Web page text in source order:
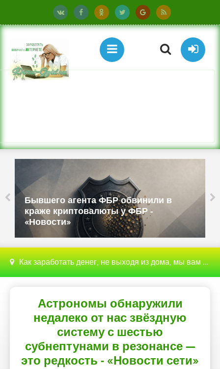
Бюджетные ТВ-приставки имитируют
смартфоны и работают как прокси -
«Новости»
Как заработать денег, не выходя из дома, мы вам поможем с этим разобраться
Астрономы обнаружили
недалеко от нас звёздную
систему с шестью
субнептунами в резонансе —
это редкость - «Новости сети»